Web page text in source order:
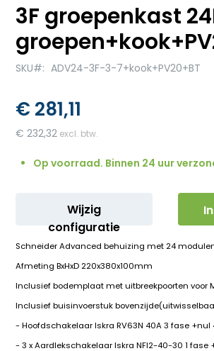
3F groepenkast
SKU ADV24-3F-3-7+kook+PV20+BT
€ 281,11
€ 232,32
Op voorraad. Binnen 24 uur
Wijzig
configuratie
Schneider Advanced behuizing met 24
Afmeting BxHxD 220x380x100mm
Inclusief bodemplaat met uitbreekpoorten voor
Inclusief buisinvoerstuk
- Hoofdschakelaar Iskra RV63N 40A 3 fase +nul
- 3 x Aardlekschakelaar Iskra NFI2-40-30 1 fase